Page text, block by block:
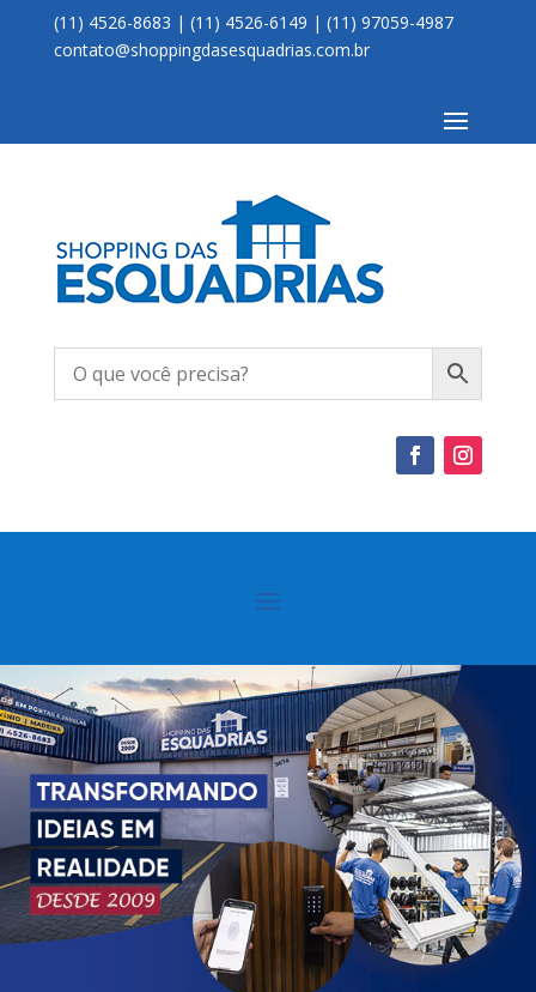
(11) 4526-8683 | (11) 4526-6149 | (11) 97059-4987
contato@shoppingdasesquadrias.com.br